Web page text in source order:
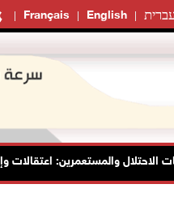
Français English
والمستعمرين: اعتقالات